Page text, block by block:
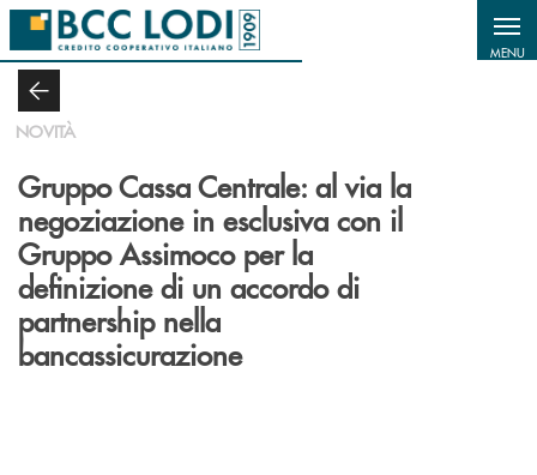
Salta al contenuto principale
MENU
NOVITÀ
Gruppo Cassa Centrale: al via la
negoziazione in esclusiva con il
Gruppo Assimoco per la
definizione di un accordo di
partnership nella
bancassicurazione